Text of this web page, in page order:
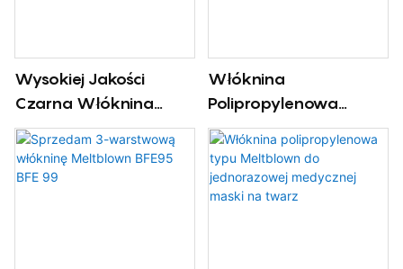
Wysokiej Jakości
Czarna Włóknina
Meltblown BFE 99
Meltblown
Włóknina
Polipropylenowa
Rozdmuchiwana Ze
Stopu Tkanina
Maskująca KN95 N95